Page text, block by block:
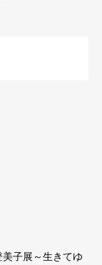
子展～生きてゆ